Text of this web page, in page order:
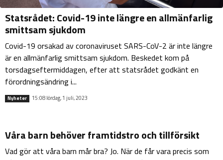
Statsrådet: Covid-19 inte längre en allmänfarlig
smittsam sjukdom
Covid-19 orsakad av coronaviruset SARS-CoV-2 är inte längre
är en allmänfarlig smittsam sjukdom. Beskedet kom på
torsdagseftermiddagen, efter att statsrådet godkänt en
förordningsändring i...
Nyheter 15:08 lördag, 1 juli, 2023
Våra barn behöver framtidstro och tillförsikt
Vad gör att våra barn mår bra? Jo. När de får vara precis som